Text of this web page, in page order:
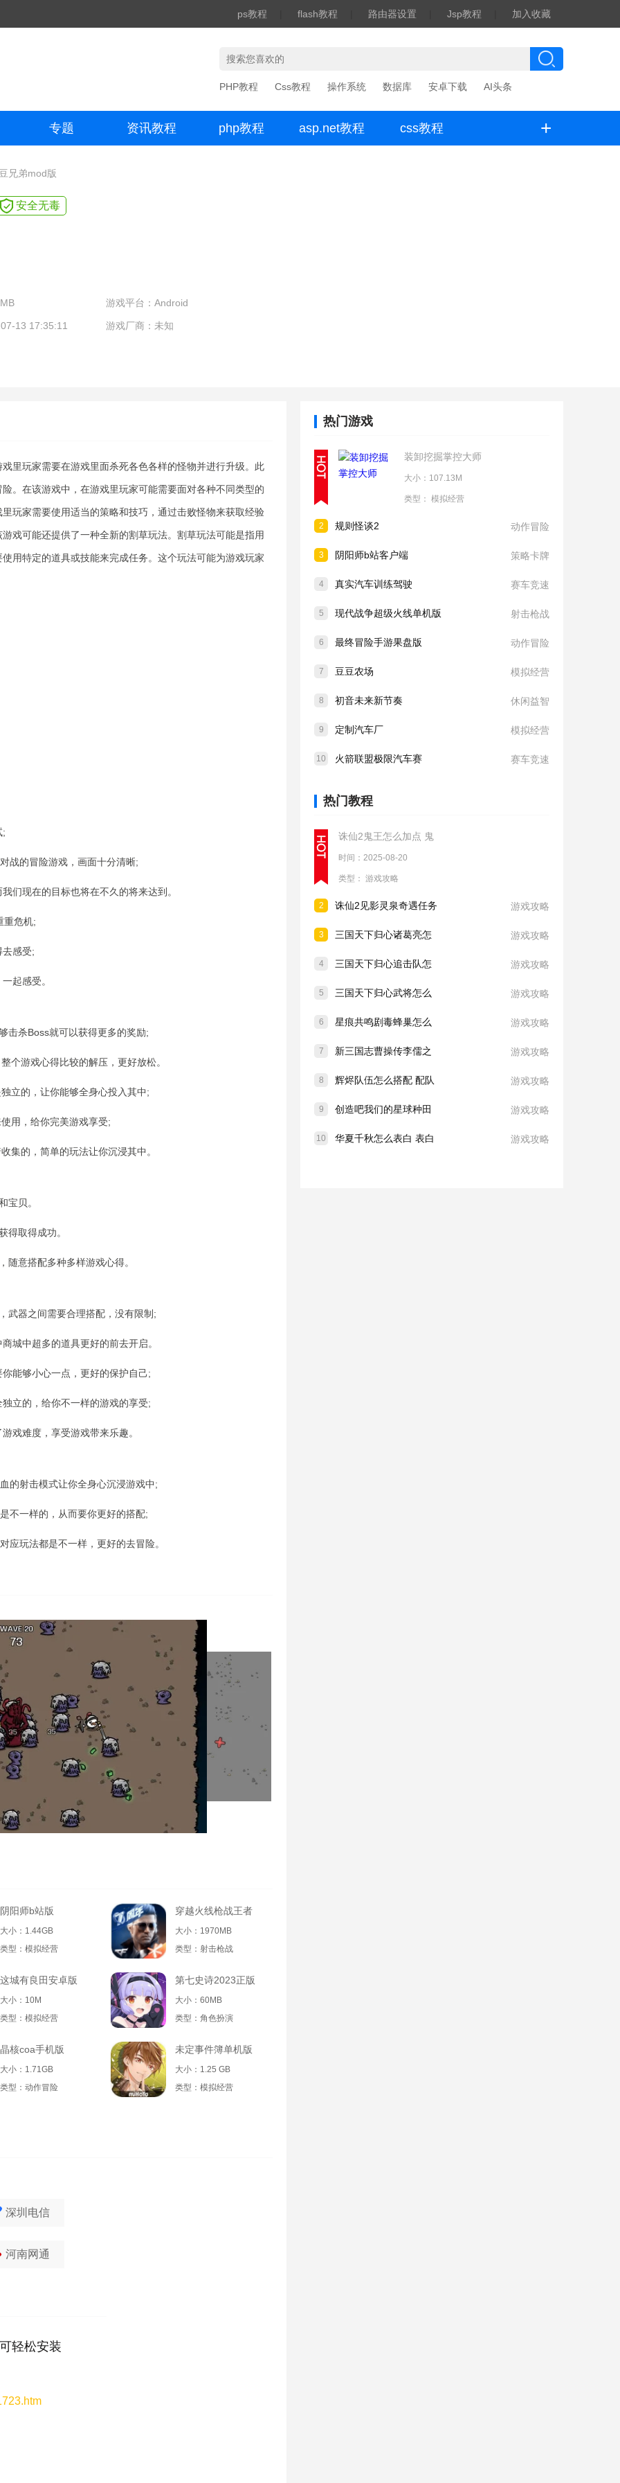
ps教程 flash教程 路由器设置 Jsp教程 加入收藏
PHP教程 Css教程 操作系统 数据库 安卓下载 AI头条
专题 资讯教程 php教程 asp.net教程 css教程 +
兄弟mod版
安全无毒
游戏平台：Android
13 17:35:11 游戏厂商：未知
里玩家需要在游戏里面杀死各色各样的怪物并进行升级。此
。在该游戏中，在游戏里玩家可能需要面对各种不同类型的
玩家需要使用适当的策略和技巧，通过击败怪物来获取经验
戏可能还提供了一种全新的割草玩法。割草玩法可能是指用
用特定的道具或技能来完成任务。这个玩法可能为游戏玩家
;
战的冒险游戏，画面十分清晰;
们现在的目标也将在不久的将来达到。
重危机;
感受;
起感受。
击杀Boss就可以获得更多的奖励;
个游戏心得比较的解压，更好放松。
立的，让你能够全身心投入其中;
用，给你完美游戏享受;
集的，简单的玩法让你沉浸其中。
宝贝。
得取得成功。
意搭配多种多样游戏心得。
武器之间需要合理搭配，没有限制;
城中超多的道具更好的前去开启。
能够小心一点，更好的保护自己;
立的，给你不一样的游戏的享受;
戏难度，享受游戏带来乐趣。
的射击模式让你全身心沉浸游戏中;
不一样的，从而要你更好的搭配;
应玩法都是不一样，更好的去冒险。
阴阳师b站版
大小：1.44GB
类型：模拟经营
穿越火线枪战王者
大小：1970MB
类型：射击枪战
这城有良田安卓版
大小：10M
类型：模拟经营
第七史诗2023正版
大小：60MB
类型：角色扮演
晶核coa手机版
大小：1.71GB
类型：动作冒险
未定事件簿单机版
大小：1.25 GB
类型：模拟经营
深圳电信
河南网通
轻松安装
热门游戏
装卸挖掘掌控大师
大小：107.13M
类型： 模拟经营
2 规则怪谈2 动作冒险
3 阴阳师b站客户端 策略卡牌
4 真实汽车训练驾驶 赛车竞速
5 现代战争超级火线单机版 射击枪战
6 最终冒险手游果盘版 动作冒险
7 豆豆农场 模拟经营
8 初音未来新节奏 休闲益智
9 定制汽车厂 模拟经营
10 火箭联盟极限汽车赛 赛车竞速
热门教程
诛仙2鬼王怎么加点 鬼
时间：2025-08-20
类型： 游戏攻略
2 诛仙2见影灵泉奇遇任务 游戏攻略
3 三国天下归心诸葛亮怎 游戏攻略
4 三国天下归心追击队怎 游戏攻略
5 三国天下归心武将怎么 游戏攻略
6 星痕共鸣剧毒蜂巢怎么 游戏攻略
7 新三国志曹操传李儒之 游戏攻略
8 辉烬队伍怎么搭配 配队 游戏攻略
9 创造吧我们的星球种田 游戏攻略
10 华夏千秋怎么表白 表白 游戏攻略